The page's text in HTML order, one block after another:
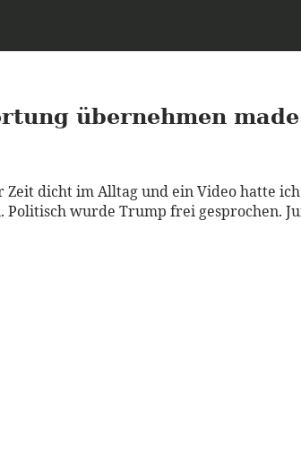
übernehmen
Zeit dicht im Alltag und ein Video hatte
wurde Trump frei gesprochen.